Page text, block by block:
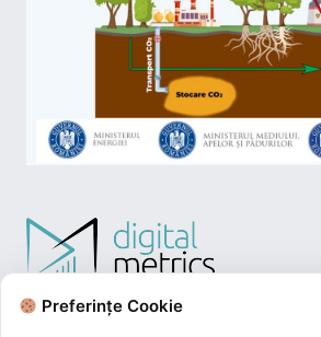
Preferințe Cookie